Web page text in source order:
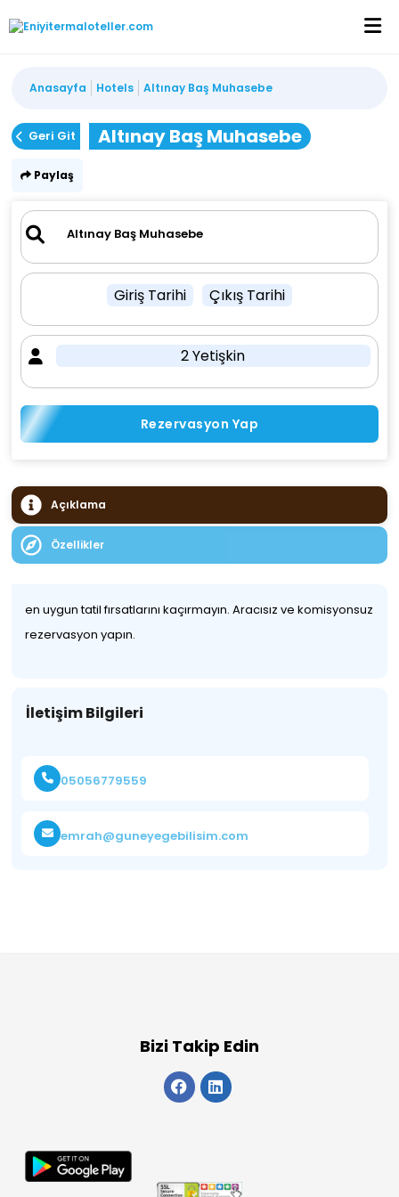
Anasayfa Hotels Altınay Baş Muhasebe
Geri Git Altınay Baş Muhasebe
Paylaş
Giriş Tarihi Çıkış Tarihi
2 Yetişkin
Rezervasyon Yap
Açıklama
Özellikler
en uygun tatil fırsatlarını kaçırmayın. Aracısız ve komisyonsuz
rezervasyon yapın.
İletişim Bilgileri
05056779559
emrah@guneyegebilisim.com
Bizi Takip Edin